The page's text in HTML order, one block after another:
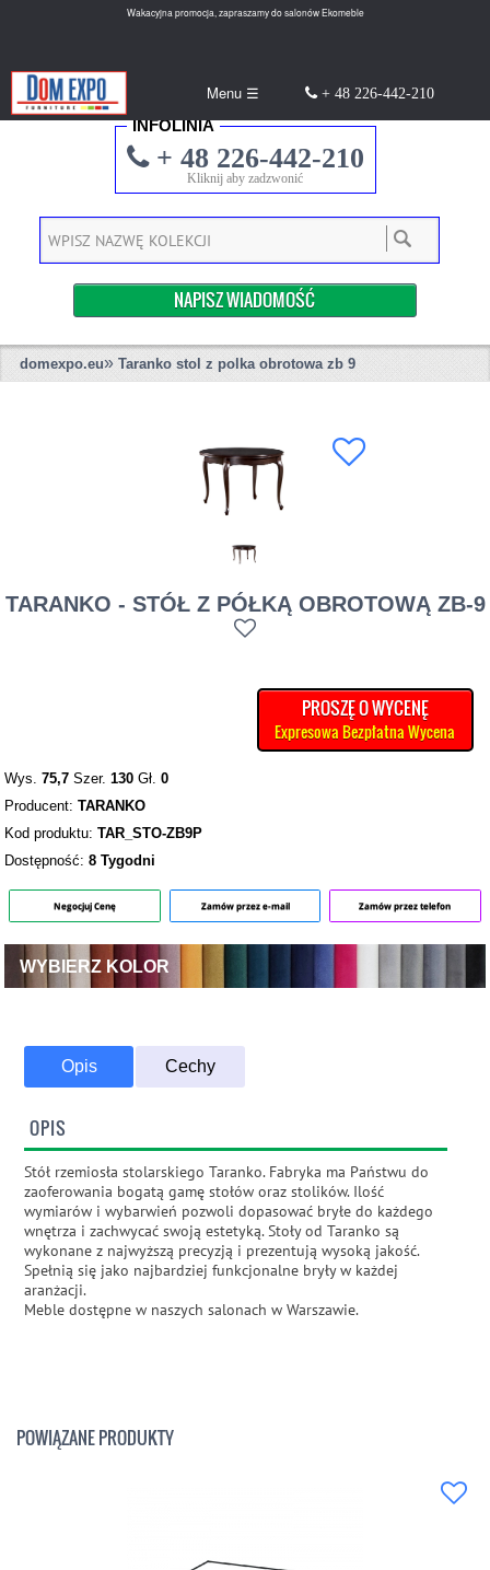
Wakacyjna promocja, zapraszamy do salonów Ekomeble
Menu ☰ + 48 226-442-210
INFOLINIA
+ 48 226-442-210
Kliknij aby zadzwonić
NAPISZ WIADOMOŚĆ
domexpo.eu» Taranko stol z polka obrotowa zb 9
TARANKO - STÓŁ Z PÓŁKĄ OBROTOWĄ ZB-9
PROSZĘ O WYCENĘ
Expresowa Bezpłatna Wycena
Wys.75,7 Szer.130 Gł.0
Producent:TARANKO
Kod produktu:TAR_STO-ZB9P
Dostępność:8 Tygodni
Negocjuj Cenę Zamów przez e-mail Zamów przez telefon
WYBIERZ KOLOR
Opis Cechy
OPIS
Stół rzemiosła stolarskiego Taranko. Fabryka ma Państwu do
zaoferowania bogatą gamę stołów oraz stolików. Ilość
wymiarów i wybarwień pozwoli dopasować bryłe do każdego
wnętrza i zachwycać swoją estetyką. Stoły od Taranko są
wykonane z najwyższą precyzją i prezentują wysoką jakość.
Spełnią się jako najbardziej funkcjonalne bryły w każdej
aranżacji.
Meble dostępne w naszych salonach w Warszawie.
POWIĄZANE PRODUKTY